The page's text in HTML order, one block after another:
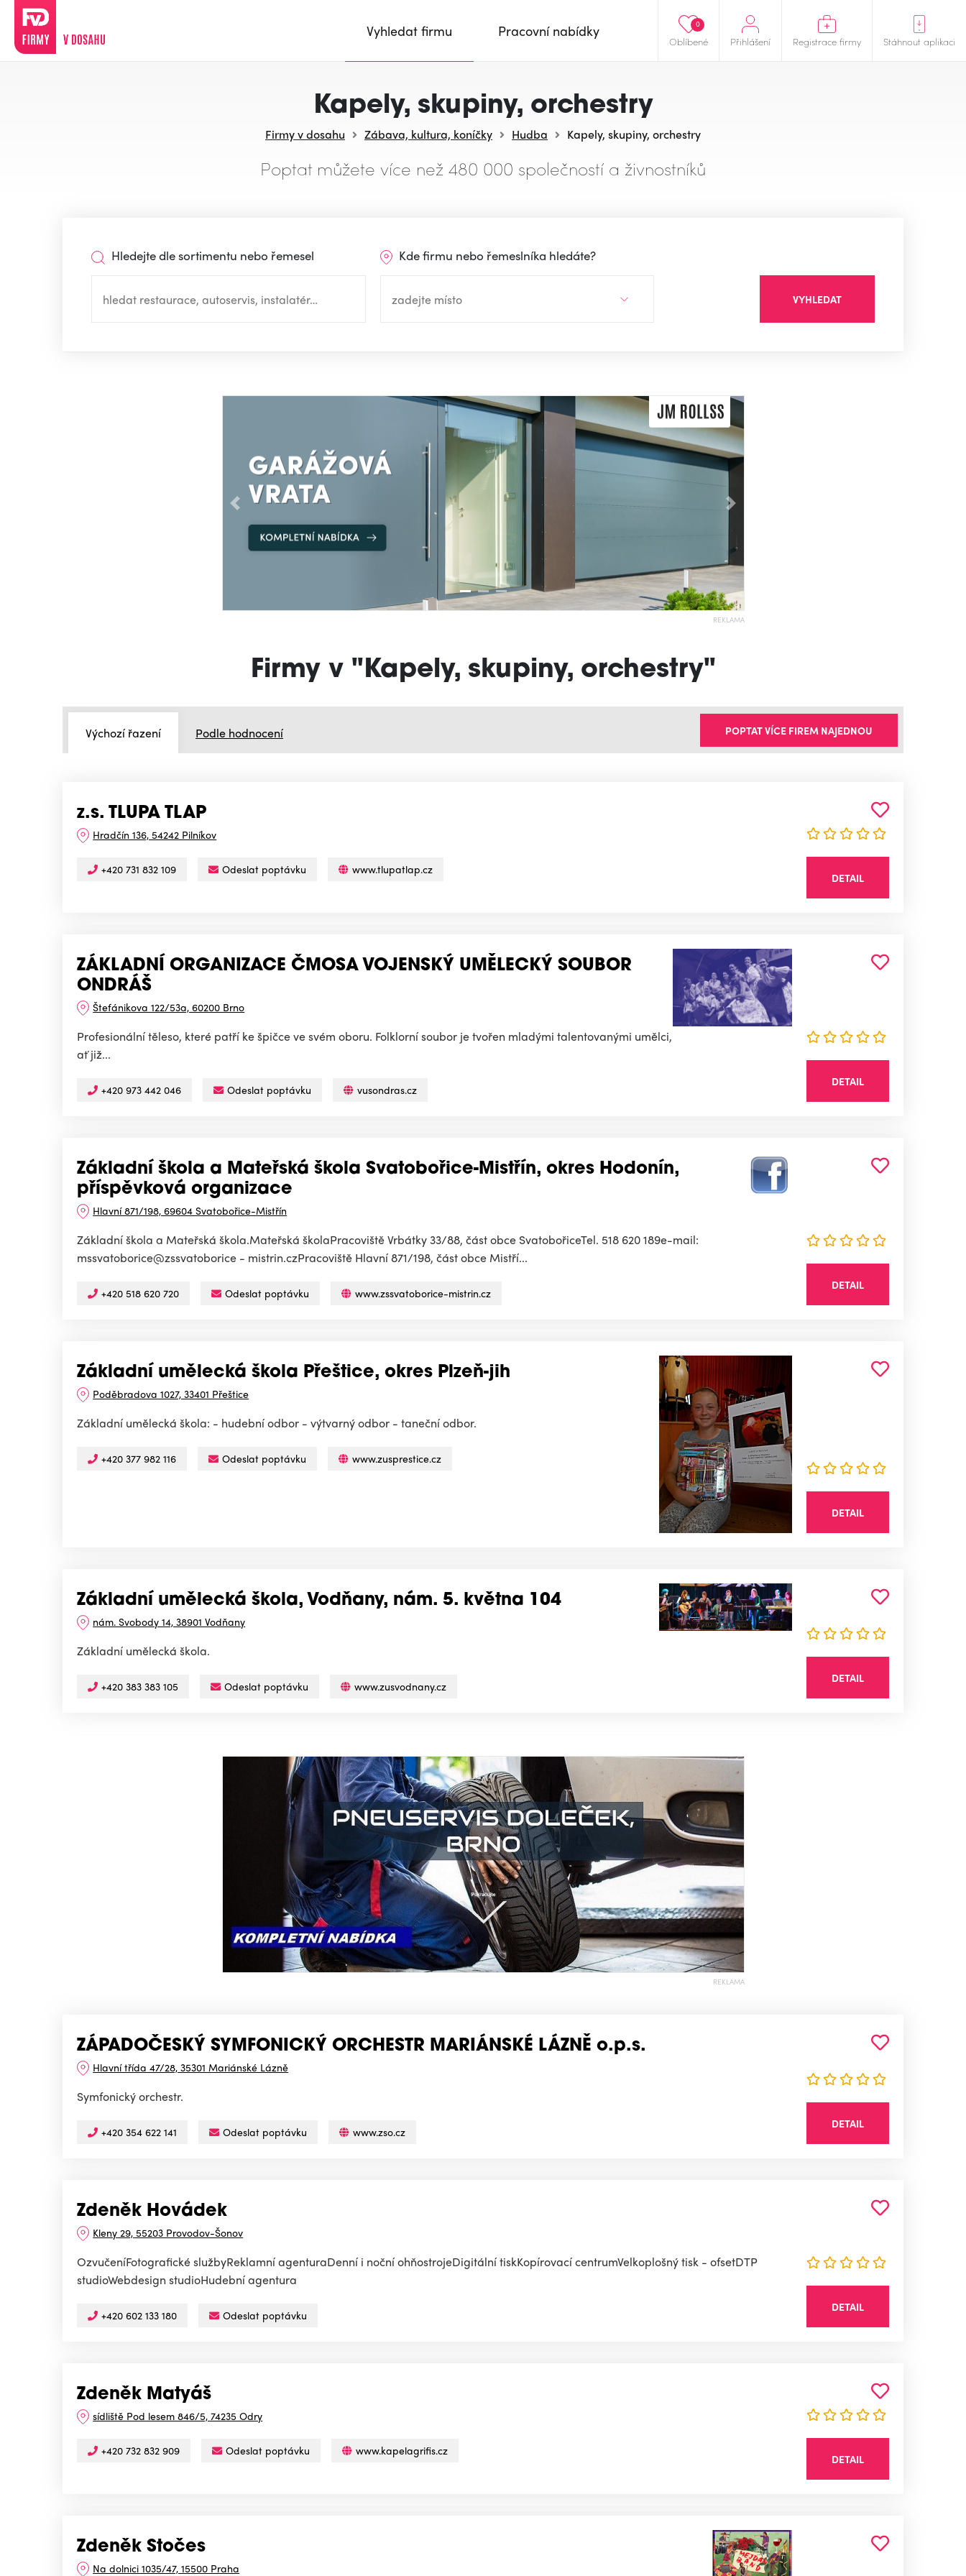
Oblíbené
0
Přihlášení Registrace firmy Stáhnout aplikaci
Vyhledat firmu Pracovní nabídky
Kapely, skupiny, orchestry
Firmy v dosahu Zábava, kultura, koníčky Hudba Kapely, skupiny, orchestry
Poptat můžete více než 480 000 společností a živnostníků
Hledejte dle sortimentu nebo řemesel Kde firmu nebo řemeslníka hledáte?
VYHLEDAT
Předchozí Následující
REKLAMA
Firmy v "Kapely, skupiny, orchestry"
Výchozí řazení Podle hodnocení POPTAT VÍCE FIREM NAJEDNOU
z.s. TLUPA TLAP
Hradčín 136, 54242 Pilníkov
+420 731 832 109 Odeslat poptávku www.tlupatlap.cz
DETAIL
ZÁKLADNÍ ORGANIZACE ČMOSA VOJENSKÝ UMĚLECKÝ SOUBOR
ONDRÁŠ
Štefánikova 122/53a, 60200 Brno
Profesionální těleso, které patří ke špičce ve svém oboru. Folklorní soubor je tvořen mladými talentovanými umělci,
ať již...
+420 973 442 046 Odeslat poptávku vusondras.cz
DETAIL
Základní škola a Mateřská škola Svatobořice-Mistřín, okres Hodonín,
příspěvková organizace
Hlavní 871/198, 69604 Svatobořice-Mistřín
Základní škola a Mateřská škola.Mateřská školaPracoviště Vrbátky 33/88, část obce SvatobořiceTel. 518 620 189e-mail:
mssvatoborice@zssvatoborice - mistrin.czPracoviště Hlavní 871/198, část obce Mistří...
+420 518 620 720 Odeslat poptávku www.zssvatoborice-mistrin.cz
DETAIL
Základní umělecká škola Přeštice, okres Plzeň-jih
Poděbradova 1027, 33401 Přeštice
Základní umělecká škola: - hudební odbor - výtvarný odbor - taneční odbor.
+420 377 982 116 Odeslat poptávku www.zusprestice.cz
DETAIL
Základní umělecká škola, Vodňany, nám. 5. května 104
nám. Svobody 14, 38901 Vodňany
Základní umělecká škola.
+420 383 383 105 Odeslat poptávku www.zusvodnany.cz
DETAIL
REKLAMA
ZÁPADOČESKÝ SYMFONICKÝ ORCHESTR MARIÁNSKÉ LÁZNĚ o.p.s.
Hlavní třída 47/28, 35301 Mariánské Lázně
Symfonický orchestr.
+420 354 622 141 Odeslat poptávku www.zso.cz
DETAIL
Zdeněk Hovádek
Kleny 29, 55203 Provodov-Šonov
OzvučeníFotografické službyReklamní agenturaDenní i noční ohňostrojeDigitální tiskKopírovací centrumVelkoplošný tisk - ofsetDTP
studioWebdesign studioHudební agentura
+420 602 133 180 Odeslat poptávku
DETAIL
Zdeněk Matyáš
sídliště Pod lesem 846/5, 74235 Odry
+420 732 832 909 Odeslat poptávku www.kapelagrifis.cz
DETAIL
Zdeněk Stočes
Na dolnici 1035/47, 15500 Praha